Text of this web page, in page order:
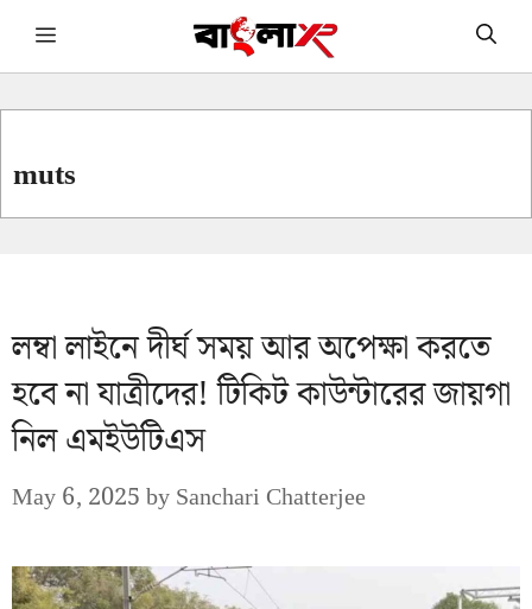
Skip Menu
muts
লম্বা লাইনে দীর্ঘ সময় আর অপেক্ষা করতে
হবে না যাত্রীদের! টিকিট কাউন্টারের জায়গা
নিল এমইউটিএস
May 6, 2025bySanchari Chatterjee